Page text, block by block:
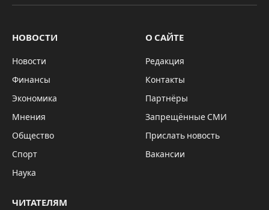
НОВОСТИ
Новости
Финансы
Экономика
Мнения
Общество
Спорт
Наука
О САЙТЕ
Редакция
Контакты
Партнёры
Запрещённые СМИ
Прислать новость
Вакансии
ЧИТАТЕЛЯМ